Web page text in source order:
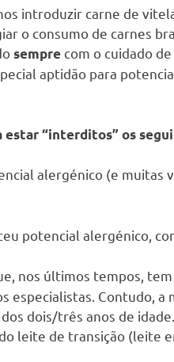
introduzir carne de
o consumo de carnes
sempre com o cuidado
aptidão para
estar “interditos” os
alergénico (e muitas
potencial alergénico,
nos últimos tempos,
especialistas. Contudo, a
dois/três anos de
leite de transição (leite